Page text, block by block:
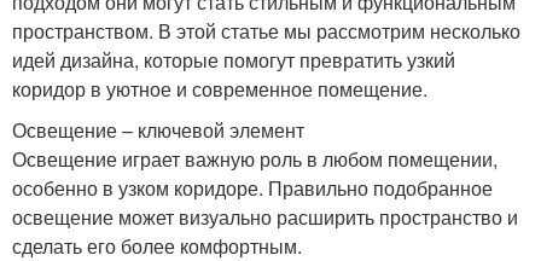
пространством. В этой статье мы рассмотрим несколько
идей дизайна, которые помогут превратить узкий
коридор в уютное и современное помещение.
Освещение – ключевой элемент
Освещение играет важную роль в любом помещении,
особенно в узком коридоре. Правильно подобранное
освещение может визуально расширить пространство и
сделать его более комфортным.